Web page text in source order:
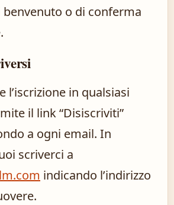
o di conferma
l’iscrizione in qualsiasi
il link “Disiscriviti”
a ogni email. In
scriverci a
indicando l’indirizzo